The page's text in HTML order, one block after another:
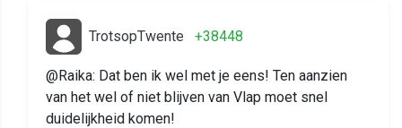
TrotsopTwente +38448
@Raika: Dat ben ik wel met je eens! Ten aanzien
van het wel of niet blijven van Vlap moet snel
duidelijkheid komen!